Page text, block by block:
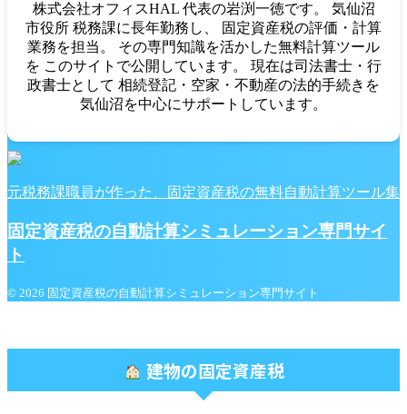
株式会社オフィスHAL 代表の岩渕一徳です。 気仙沼
市役所 税務課に長年勤務し、 固定資産税の評価・計算
業務を担当。 その専門知識を活かした無料計算ツール
を このサイトで公開しています。 現在は司法書士・行
政書士として 相続登記・空家・不動産の法的手続きを
気仙沼を中心にサポートしています。
元税務課職員が作った、固定資産税の無料自動計算ツール集
固定資産税の自動計算シミュレーション専門サイ
ト
© 2026 固定資産税の自動計算シミュレーション専門サイト
建物の固定資産税